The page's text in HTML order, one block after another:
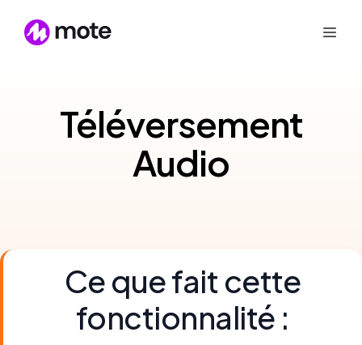
Téléversement
Audio
Ce que fait cette
fonctionnalité :